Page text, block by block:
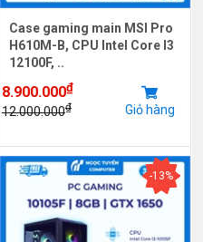
Case gaming main MSI Pro
H610M-B, CPU Intel Core I3
12100F, ..
8.900.000₫
12.000.000₫ Giỏ hàng
-13%